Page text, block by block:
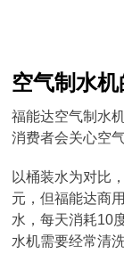
空气制水
福能达空气制水
消费者会关心空
以桶装水为对比
元，但福能达商
水，每天消耗10
水机需要经常清